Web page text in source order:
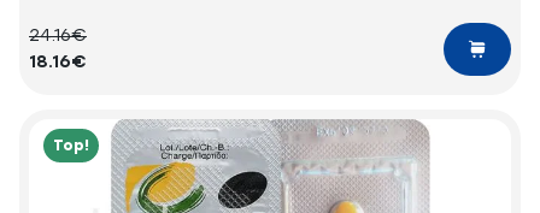
24.16€
18.16€
Top!